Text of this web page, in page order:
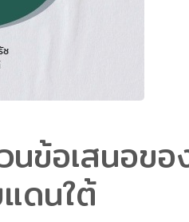
ข้อเสนอข
ดนใต้